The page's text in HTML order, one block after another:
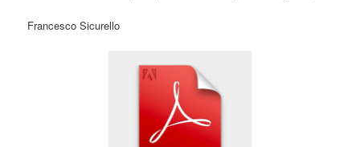
Francesco Sicurello